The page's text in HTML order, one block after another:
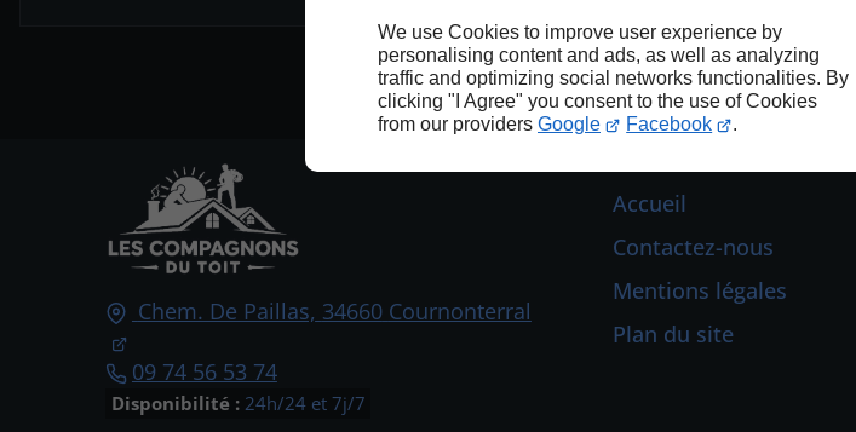
We use Cookies to improve user experience by
personalising content and ads, as well as analyzing
traffic and optimizing social networks functionalities. By
clicking "I Agree" you consent to the use of Cookies
from our providers Google Facebook .
telles que la mousse, les lichens et la poussière. Pour
garantir la longévité de votre toiture, il est
recommandé d'adopter des techniques de nettoyage
adaptées. Cet article se concentrera sur deux
méthodes efficaces : le brossage manuel et le rinçage
à basse pression.
Chem. De Paillas, 34660 Cournonterral
09 74 56 53 74
Disponibilité :24h/24 et 7j/7
Accueil
Contactez-nous
Mentions légales
Plan du site